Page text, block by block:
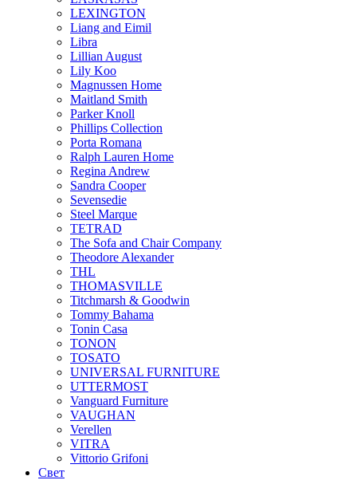
LEXINGTON
Liang and Eimil
Libra
Lillian August
Lily Koo
Magnussen Home
Maitland Smith
Parker Knoll
Phillips Collection
Porta Romana
Ralph Lauren Home
Regina Andrew
Sandra Cooper
Sevensedie
Steel Marque
TETRAD
The Sofa and Chair Company
Theodore Alexander
THL
THOMASVILLE
Titchmarsh & Goodwin
Tommy Bahama
Tonin Casa
TONON
TOSATO
UNIVERSAL FURNITURE
UTTERMOST
Vanguard Furniture
VAUGHAN
Verellen
VITRA
Vittorio Grifoni
Свет